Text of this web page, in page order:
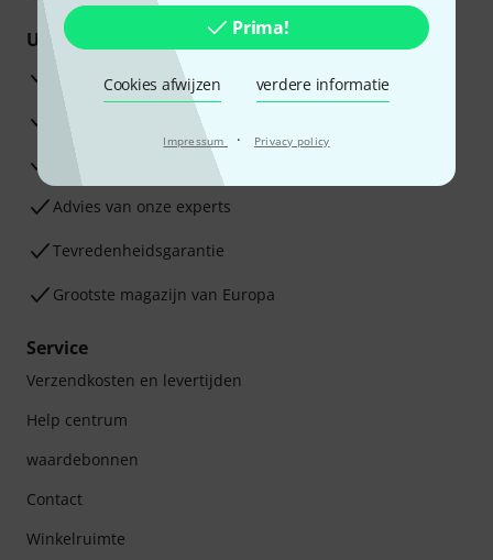
Prima!
Cookies afwijzen verdere informatie
Impressum · Privacy policy
Uw voordelen
3 jaar Thomann garantie
30 dagen Money Back-garantie
Advies van onze experts
Tevredenheidsgarantie
Grootste magazijn van Europa
Service
Verzendkosten en levertijden
Help centrum
waardebonnen
Contact
Winkelruimte